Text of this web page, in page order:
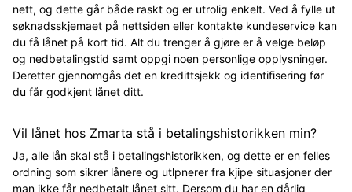
nett, og dette går både raskt og er utrolig enkelt. Ved å fylle ut
søknadsskjemaet på nettsiden eller kontakte kundeservice kan
du få lånet på kort tid. Alt du trenger å gjøre er å velge beløp
og nedbetalingstid samt oppgi noen personlige opplysninger.
Deretter gjennomgås det en kredittsjekk og identifisering før
du får godkjent lånet ditt.
Vil lånet hos Zmarta stå i betalingshistorikken min?
Ja, alle lån skal stå i betalingshistorikken, og dette er en felles
ordning som sikrer lånere og utlpnerer fra kjipe situasjoner der
man ikke får nedbetalt lånet sitt. Dersom du har en dårlig